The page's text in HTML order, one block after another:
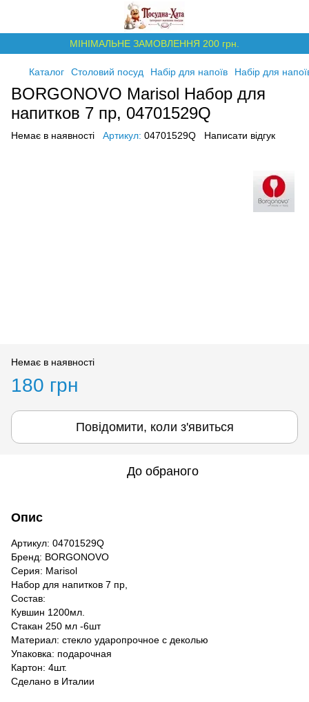
МІНІМАЛЬНЕ ЗАМОВЛЕННЯ 200 грн.
Каталог Столовий посуд Набір для напоїв Набір для
BORGONOVO Marisol Набор для
напитков 7 пр, 04701529Q
Немає в наявності Артикул: 04701529Q Написати відгук
Немає в наявності
180 грн
Повідомити, коли з'явиться
До обраного
Опис
Артикул: 04701529Q
Бренд: BORGONOVO
Серия: Marisol
Набор для напитков 7 пр,
Состав:
Кувшин 1200мл.
Стакан 250 мл -6шт
Материал: стекло ударопрочное с деколью
Упаковка: подарочная
Картон: 4шт.
Сделано в Италии